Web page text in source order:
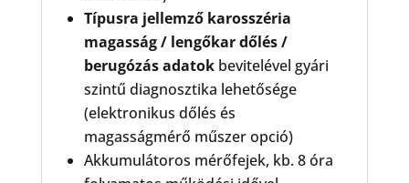
Típusra jellemző karosszéria
magasság / lengőkar dőlés /
berugózás adatokbevitelével gyári
szintű diagnosztika lehetősége
(elektronikus dőlés és
magasságmérő műszer opció)
Akkumulátoros mérőfejek, kb. 8 óra